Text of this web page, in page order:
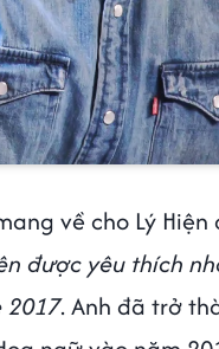
về cho Lý Hiện
được yêu thích
2017. Anh đã trở